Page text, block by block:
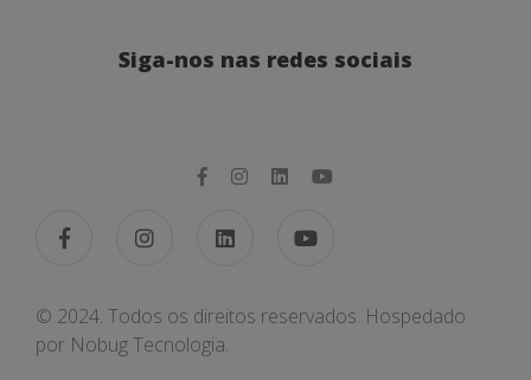
Siga-nos nas redes sociais
© 2024. Todos os direitos reservados. Hospedado
por Nobug Tecnologia.